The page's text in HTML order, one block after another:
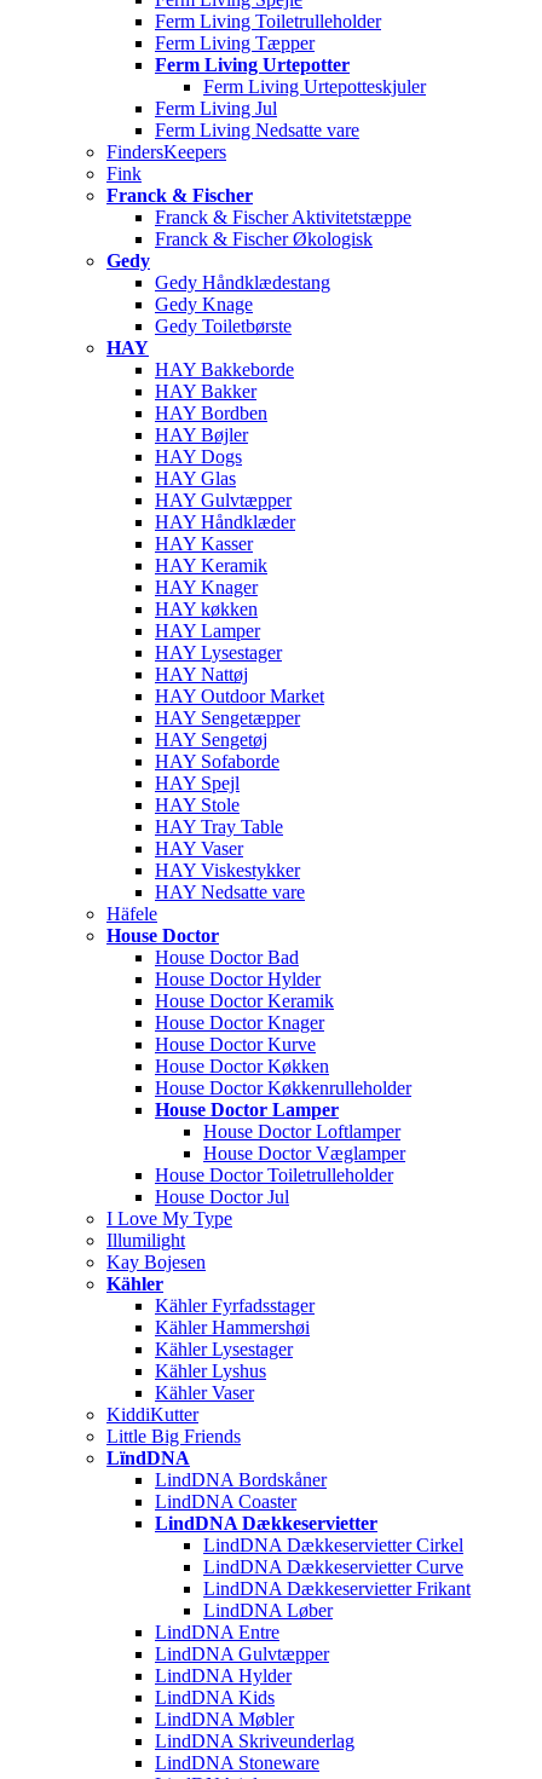
Ferm Living Toiletrulleholder
Ferm Living Tæpper
Ferm Living Urtepotter
Ferm Living Urtepotteskjuler
Ferm Living Jul
Ferm Living Nedsatte vare
FindersKeepers
Fink
Franck & Fischer
Franck & Fischer Aktivitetstæppe
Franck & Fischer Økologisk
Gedy
Gedy Håndklædestang
Gedy Knage
Gedy Toiletbørste
HAY
HAY Bakkeborde
HAY Bakker
HAY Bordben
HAY Bøjler
HAY Dogs
HAY Glas
HAY Gulvtæpper
HAY Håndklæder
HAY Kasser
HAY Keramik
HAY Knager
HAY køkken
HAY Lamper
HAY Lysestager
HAY Nattøj
HAY Outdoor Market
HAY Sengetæpper
HAY Sengetøj
HAY Sofaborde
HAY Spejl
HAY Stole
HAY Tray Table
HAY Vaser
HAY Viskestykker
HAY Nedsatte vare
Häfele
House Doctor
House Doctor Bad
House Doctor Hylder
House Doctor Keramik
House Doctor Knager
House Doctor Kurve
House Doctor Køkken
House Doctor Køkkenrulleholder
House Doctor Lamper
House Doctor Loftlamper
House Doctor Væglamper
House Doctor Toiletrulleholder
House Doctor Jul
I Love My Type
Illumilight
Kay Bojesen
Kähler
Kähler Fyrfadsstager
Kähler Hammershøi
Kähler Lysestager
Kähler Lyshus
Kähler Vaser
KiddiKutter
Little Big Friends
LïndDNA
LindDNA Bordskåner
LindDNA Coaster
LindDNA Dækkeservietter
LindDNA Dækkeservietter Cirkel
LindDNA Dækkeservietter Curve
LindDNA Dækkeservietter Frikant
LindDNA Løber
LindDNA Entre
LindDNA Gulvtæpper
LindDNA Hylder
LindDNA Kids
LindDNA Møbler
LindDNA Skriveunderlag
LindDNA Stoneware